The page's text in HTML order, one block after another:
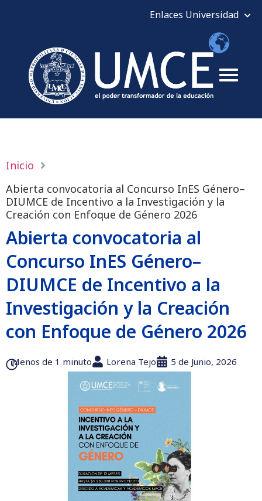
Inicio
Abierta convocatoria al Concurso InES Género–
DIUMCE de Incentivo a la Investigación y la
Creación con Enfoque de Género 2026
Abierta convocatoria al
Concurso InES Género–
DIUMCE de Incentivo a la
Investigación y la Creación
con Enfoque de Género 2026
Menos de 1 minuto Lorena Tejo 5 de Junio, 2026